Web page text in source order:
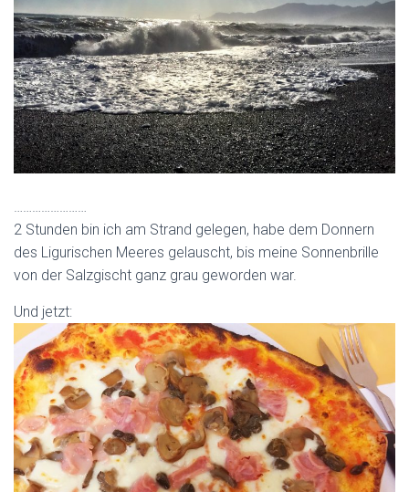
……………………
2 Stunden bin ich am Strand gelegen, habe dem Donnern
des Ligurischen Meeres gelauscht, bis meine Sonnenbrille
von der Salzgischt ganz grau geworden war.
Und jetzt: